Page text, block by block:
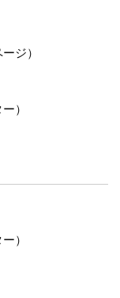
ジ）
）
）